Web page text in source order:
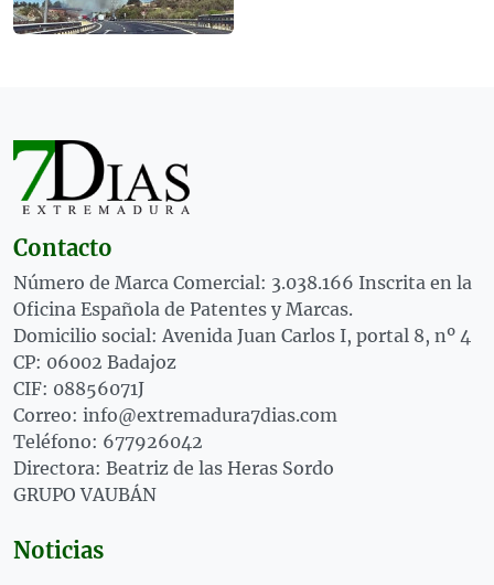
Contacto
Número de Marca Comercial: 3.038.166 Inscrita en la
Oficina Española de Patentes y Marcas.
Domicilio social: Avenida Juan Carlos I, portal 8, nº 4
CP: 06002 Badajoz
CIF: 08856071J
Correo: info@extremadura7dias.com
Teléfono: 677926042
Directora: Beatriz de las Heras Sordo
GRUPO VAUBÁN
Noticias